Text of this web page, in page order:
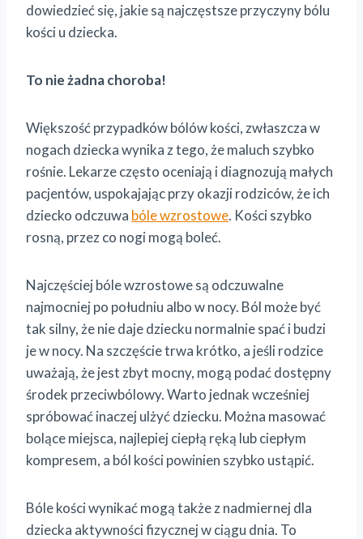
dowiedzieć się, jakie są najczęstsze przyczyny bólu
kości u dziecka.
To nie żadna choroba!
Większość przypadków bólów kości, zwłaszcza w
nogach dziecka wynika z tego, że maluch szybko
rośnie. Lekarze często oceniają i diagnozują małych
pacjentów, uspokajając przy okazji rodziców, że ich
dziecko odczuwa bóle wzrostowe. Kości szybko
rosną, przez co nogi mogą boleć.
Najczęściej bóle wzrostowe są odczuwalne
najmocniej po południu albo w nocy. Ból może być
tak silny, że nie daje dziecku normalnie spać i budzi
je w nocy. Na szczęście trwa krótko, a jeśli rodzice
uważają, że jest zbyt mocny, mogą podać dostępny
środek przeciwbólowy. Warto jednak wcześniej
spróbować inaczej ulżyć dziecku. Można masować
bolące miejsca, najlepiej ciepłą ręką lub ciepłym
kompresem, a ból kości powinien szybko ustąpić.
Bóle kości wynikać mogą także z nadmiernej dla
dziecka aktywności fizycznej w ciągu dnia. To